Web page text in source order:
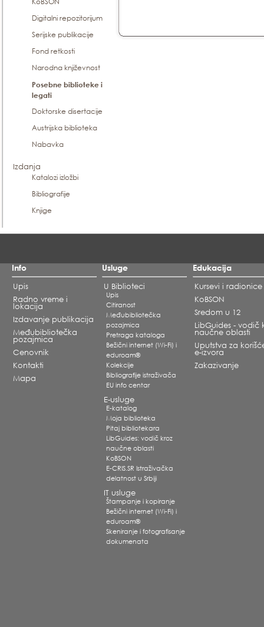
Digitalni repozitorijum
Serijske publikacije
Fond retkosti
Narodna književnost
Posebne biblioteke i
legati
Doktorske disertacije
Austrijska biblioteka
Nabavka
Izdanja
Katalozi izložbi
Bibliografije
Knjige
Info
Upis
Radno vreme i
lokacija
Izdavanje publikacija
Međubibliotečka
pozajmica
Cenovnik
Kontakti
Mapa
Usluge
U Biblioteci
Upis
Citiranost
Međubibliotečka
pozajmica
Pretraga kataloga
Bežični internet (Wi-Fi) i
eduroam®
Kolekcije
Bibliografije istraživača
EU info centar
E-usluge
E-katalog
Moja biblioteka
Pitaj bibliotekara
LibGuides: vodič kroz
naučne oblasti
KoBSON
E-CRIS.SR Istraživačka
delatnost u Srbiji
IT usluge
Štampanje i kopiranje
Bežični internet (Wi-Fi) i
eduroam®
Skeniranje i fotografisanje
dokumenata
Edukacija
Kursevi i radionice
KoBSON
Sredom u 12
LibGuides - vodič
naučne oblasti
Uputstva za
e-izvora
Zakazivanje